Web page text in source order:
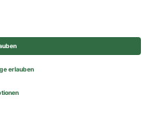
All rights reserved